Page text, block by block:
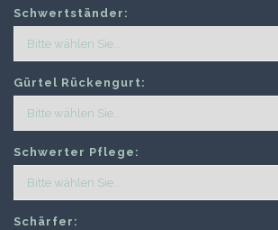
Schwertständer:
Gürtel Rückengurt:
Schwerter Pflege:
Schärfer: